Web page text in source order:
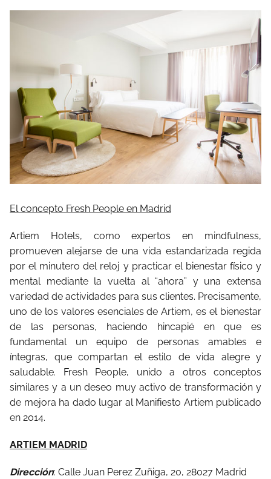
El concepto Fresh People en Madrid
Artiem Hotels, como expertos en mindfulness,
promueven alejarse de una vida estandarizada regida
por el minutero del reloj y practicar el bienestar físico y
mental mediante la vuelta al “ahora” y una extensa
variedad de actividades para sus clientes. Precisamente,
uno de los valores esenciales de Artiem, es el bienestar
de las personas, haciendo hincapié en que es
fundamental un equipo de personas amables e
íntegras, que compartan el estilo de vida alegre y
saludable. Fresh People, unido a otros conceptos
similares y a un deseo muy activo de transformación y
de mejora ha dado lugar al Manifiesto Artiem publicado
en 2014.
ARTIEM MADRID
Dirección: Calle Juan Perez Zuñiga, 20, 28027 Madrid